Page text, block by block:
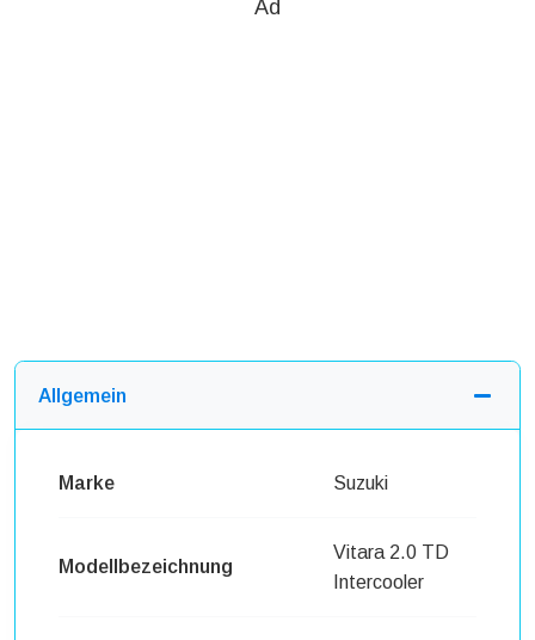
Ad
Allgemein
Marke Suzuki
Modellbezeichnung
Vitara 2.0 TD
Intercooler